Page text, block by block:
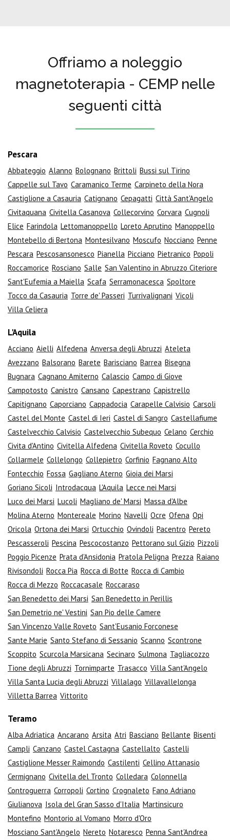
Offriamo a noleggio
magnetoterapia - CEMP nelle
seguenti città
Pescara
Abbateggio Alanno Bolognano Brittoli Bussi sul Tirino
Cappelle sul Tavo Caramanico Terme Carpineto della Nora
Castiglione a Casauria Catignano Cepagatti Città Sant'Angelo
Civitaquana Civitella Casanova Collecorvino Corvara Cugnoli
Elice Farindola Lettomanoppello Loreto Aprutino Manoppello
Montebello di Bertona Montesilvano Moscufo Nocciano Penne
Pescara Pescosansonesco Pianella Picciano Pietranico Popoli
Roccamorice Rosciano Salle San Valentino in Abruzzo Citeriore
Sant'Eufemia a Maiella Scafa Serramonacesca Spoltore
Tocco da Casauria Torre de' Passeri Turrivalignani Vicoli
Villa Celiera
L'Aquila
Acciano Aielli Alfedena Anversa degli Abruzzi Ateleta
Avezzano Balsorano Barete Barisciano Barrea Bisegna
Bugnara Cagnano Amiterno Calascio Campo di Giove
Campotosto Canistro Cansano Capestrano Capistrello
Capitignano Caporciano Cappadocia Carapelle Calvisio Carsoli
Castel del Monte Castel di Ieri Castel di Sangro Castellafiume
Castelvecchio Calvisio Castelvecchio Subequo Celano Cerchio
Civita d'Antino Civitella Alfedena Civitella Roveto Cocullo
Collarmele Collelongo Collepietro Corfinio Fagnano Alto
Fontecchio Fossa Gagliano Aterno Gioia dei Marsi
Goriano Sicoli Introdacqua L'Aquila Lecce nei Marsi
Luco dei Marsi Lucoli Magliano de' Marsi Massa d'Albe
Molina Aterno Montereale Morino Navelli Ocre Ofena Opi
Oricola Ortona dei Marsi Ortucchio Ovindoli Pacentro Pereto
Pescasseroli Pescina Pescocostanzo Pettorano sul Gizio Pizzoli
Poggio Picenze Prata d'Ansidonia Pratola Peligna Prezza Raiano
Rivisondoli Rocca Pia Rocca di Botte Rocca di Cambio
Rocca di Mezzo Roccacasale Roccaraso
San Benedetto dei Marsi San Benedetto in Perillis
San Demetrio ne' Vestini San Pio delle Camere
San Vincenzo Valle Roveto Sant'Eusanio Forconese
Sante Marie Santo Stefano di Sessanio Scanno Scontrone
Scoppito Scurcola Marsicana Secinaro Sulmona Tagliacozzo
Tione degli Abruzzi Tornimparte Trasacco Villa Sant'Angelo
Villa Santa Lucia degli Abruzzi Villalago Villavallelonga
Villetta Barrea Vittorito
Teramo
Alba Adriatica Ancarano Arsita Atri Basciano Bellante Bisenti
Campli Canzano Castel Castagna Castellalto Castelli
Castiglione Messer Raimondo Castilenti Cellino Attanasio
Cermignano Civitella del Tronto Colledara Colonnella
Controguerra Corropoli Cortino Crognaleto Fano Adriano
Giulianova Isola del Gran Sasso d'Italia Martinsicuro
Montefino Montorio al Vomano Morro d'Oro
Mosciano Sant'Angelo Nereto Notaresco Penna Sant'Andrea